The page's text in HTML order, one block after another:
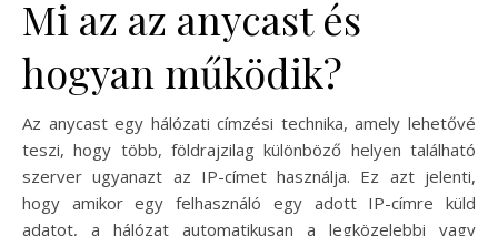
Mi az az anycast és
hogyan működik?
Az anycast egy hálózati címzési technika, amely lehetővé
teszi, hogy több, földrajzilag különböző helyen található
szerver ugyanazt az IP-címet használja. Ez azt jelenti,
hogy amikor egy felhasználó egy adott IP-címre küld
adatot, a hálózat automatikusan a legközelebbi vagy